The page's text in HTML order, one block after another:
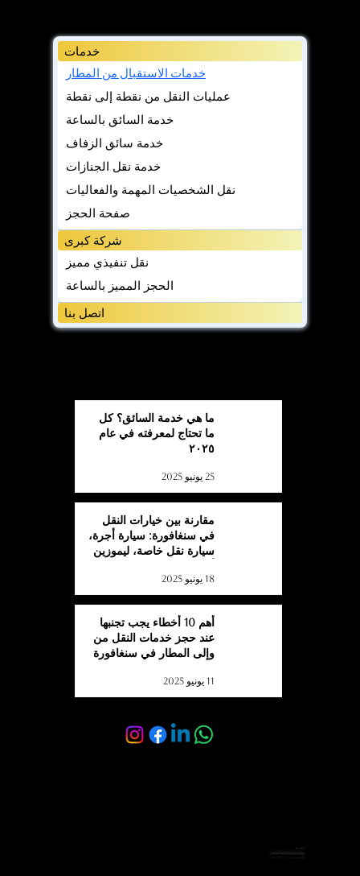
خدمات
خدمات الاستقبال من المطار
عمليات النقل من نقطة إلى نقطة
خدمة السائق بالساعة
خدمة سائق الزفاف
خدمة نقل الجنازات
نقل الشخصيات المهمة والفعاليات
صفحة الحجز
شركة كبرى
نقل تنفيذي مميز
الحجز المميز بالساعة
اتصل بنا
ما هي خدمة السائق؟ كل
ما تحتاج لمعرفته في عام
٢٠٢٥
25 يونيو 2025
مقارنة بين خيارات النقل
في سنغافورة: سيارة أجرة،
سيارة نقل خاصة، ليموزين
18 يونيو 2025
أهم 10 أخطاء يجب تجنبها
عند حجز خدمات النقل من
وإلى المطار في سنغافورة
11 يونيو 2025
اتصل بنا:
مبيعات الشركات: +65 8092 2342
للاستفسارات: +65 8092 7662